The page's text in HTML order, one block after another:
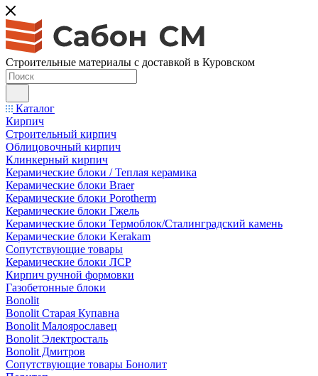
Строительные материалы с доставкой в Куровском
Каталог
Кирпич
Строительный кирпич
Облицовочный кирпич
Клинкерный кирпич
Керамические блоки / Теплая керамика
Керамические блоки Braer
Керамические блоки Porotherm
Керамические блоки Гжель
Керамические блоки Термоблок/Сталинградский камень
Керамические блоки Kerakam
Сопутствующие товары
Керамические блоки ЛСР
Кирпич ручной формовки
Газобетонные блоки
Bonolit
Bonolit Старая Купавна
Bonolit Малоярославец
Bonolit Электросталь
Bonolit Дмитров
Сопутствующие товары Бонолит